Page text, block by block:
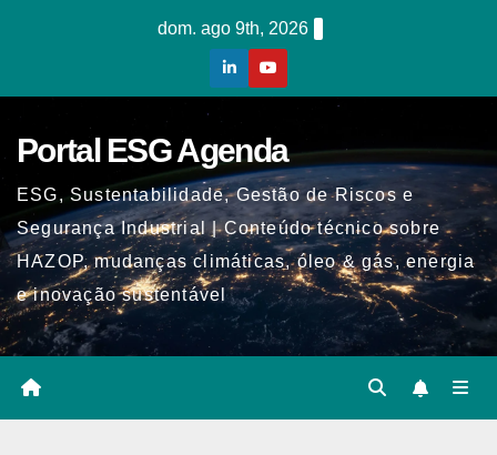
dom. ago 9th, 2026
Portal ESG Agenda
ESG, Sustentabilidade, Gestão de Riscos e
Segurança Industrial | Conteúdo técnico sobre
HAZOP, mudanças climáticas, óleo & gás, energia
e inovação sustentável